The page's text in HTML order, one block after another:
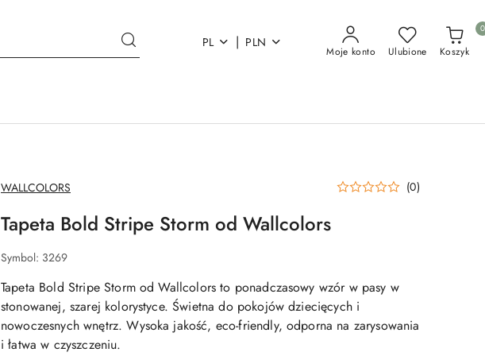
PL | PLN
Moje konto Ulubione Koszyk
0
NAZWA
PRODUCENTA:
WALLCOLORS (0)
Tapeta Bold Stripe Storm od Wallcolors
Symbol: 3269
Tapeta Bold Stripe Storm od Wallcolors to ponadczasowy wzór w pasy w
stonowanej, szarej kolorystyce. Świetna do pokojów dziecięcych i
nowoczesnych wnętrz. Wysoka jakość, eco-friendly, odporna na zarysowania
i łatwa w czyszczeniu.